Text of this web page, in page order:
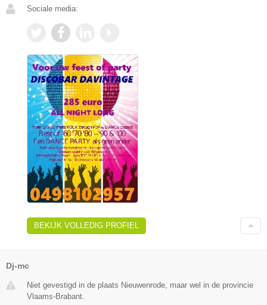
Sociale media:
BEKIJK VOLLEDIG PROFIEL
Dj-mc
Niet gevestigd in de plaats Nieuwenrode, maar wel in de provincie
Vlaams-Brabant.